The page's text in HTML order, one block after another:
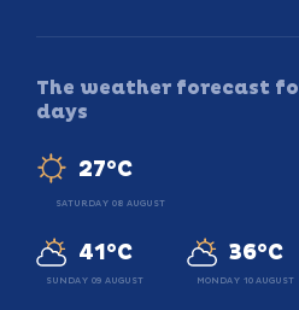
The weather forecast
days
27°C
SATURDAY 08 AUGUST
41°C
SUNDAY 09 AUGUST
36°C
MONDAY 10 AUGUST